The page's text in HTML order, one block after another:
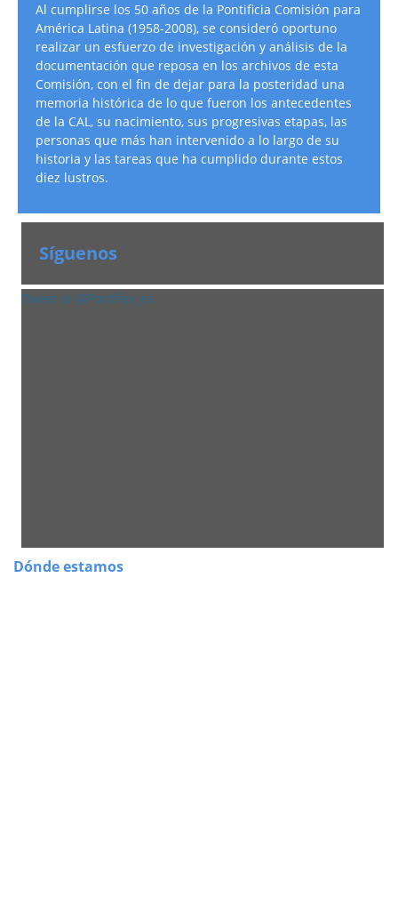
Al cumplirse los 50 años de la Pontificia Comisión para
América Latina (1958-2008), se consideró oportuno
realizar un esfuerzo de investigación y análisis de la
documentación que reposa en los archivos de esta
Comisión, con el fin de dejar para la posteridad una
memoria histórica de lo que fueron los antecedentes
de la CAL, su nacimiento, sus progresivas etapas, las
personas que más han intervenido a lo largo de su
historia y las tareas que ha cumplido durante estos
diez lustros.
Síguenos
Tweet di @Pontifex_es
Dónde estamos